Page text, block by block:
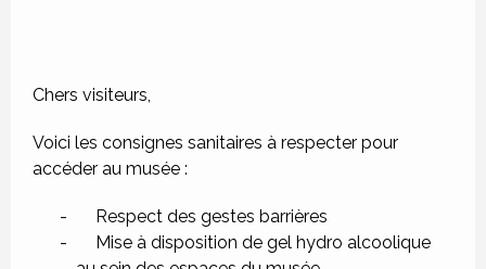
Chers visiteurs,
Voici les consignes sanitaires à respecter pour
accéder au musée :
Respect des gestes barrières
Mise à disposition de gel hydro alcoolique